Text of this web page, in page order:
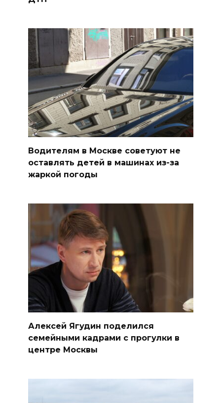
Водителям в Москве советуют не
оставлять детей в машинах из-за
жаркой погоды
Алексей Ягудин поделился
семейными кадрами с прогулки в
центре Москвы